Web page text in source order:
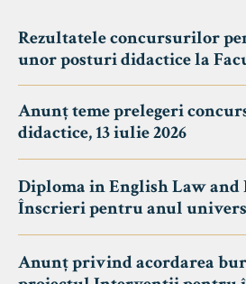
Rezultatele concursurilor
unor posturi didactice la
Anunț teme prelegeri
didactice, 13 iulie 2026
Diploma in English Law and
Înscrieri pentru anul
Anunț privind acordarea